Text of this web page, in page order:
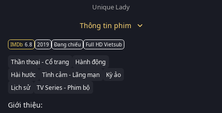
Unique Lady
Thông tin phim
6.8 2019 Đang chiếu Full HD Vietsub
Thần thoại - Cổ trang
Hành động
Hài hước
Tình cảm - Lãng mạn
Kỳ ảo
Lịch sử
TV Series - Phim bộ
Giới thiệu: